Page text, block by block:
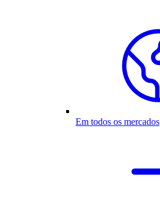
Em todos os mercados